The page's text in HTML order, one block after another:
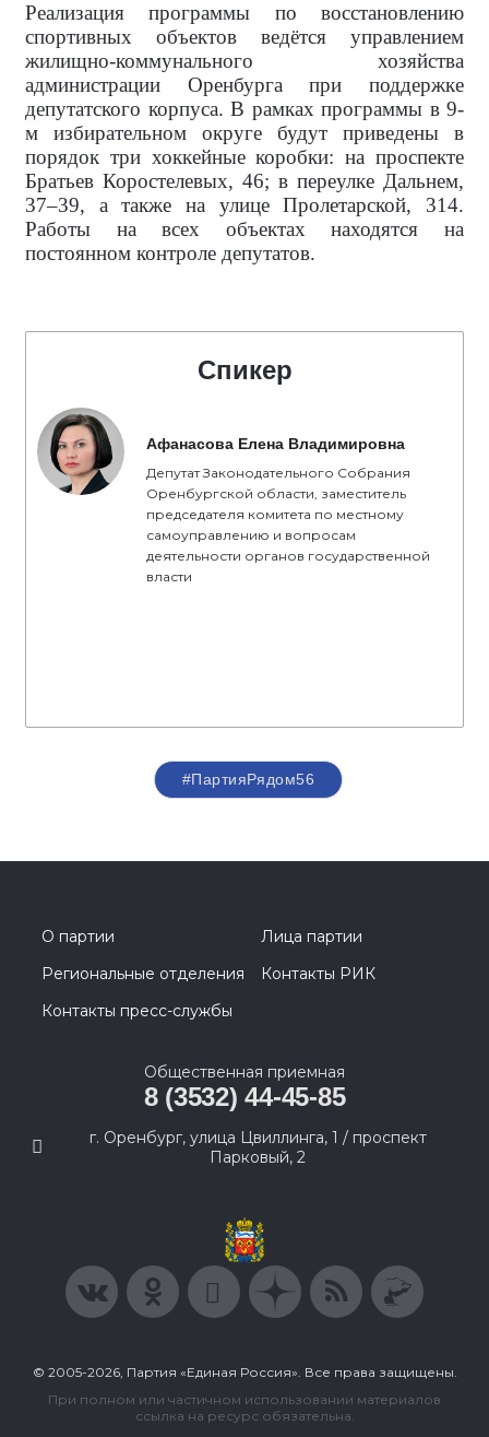
Реализация программы по восстановлению
спортивных объектов ведётся управлением
жилищно-коммунального хозяйства
администрации Оренбурга при поддержке
депутатского корпуса. В рамках программы в 9-
м избирательном округе будут приведены в
порядок три хоккейные коробки: на проспекте
Братьев Коростелевых, 46; в переулке Дальнем,
37–39, а также на улице Пролетарской, 314.
Работы на всех объектах находятся на
постоянном контроле депутатов.
Спикер
Афанасова Елена Владимировна
Депутат Законодательного Собрания
Оренбургской области, заместитель
председателя комитета по местному
самоуправлению и вопросам
деятельности органов государственной
власти
#ПартияРядом56
О партии
Лица партии
Региональные отделения
Контакты РИК
Контакты пресс-службы
Общественная приемная
8 (3532) 44-45-85
г. Оренбург, улица Цвиллинга, 1 / проспект
Парковый, 2
© 2005-2026, Партия «Единая Россия». Все права защищены.
При полном или частичном использовании материалов
ссылка на ресурс обязательна.